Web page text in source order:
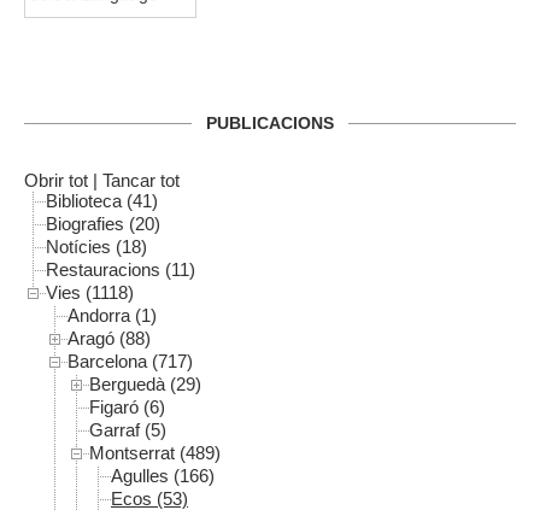
PUBLICACIONS
Obrir tot | Tancar tot
Biblioteca (41)
Biografies (20)
Notícies (18)
Restauracions (11)
Vies (1118)
Andorra (1)
Aragó (88)
Barcelona (717)
Berguedà (29)
Figaró (6)
Garraf (5)
Montserrat (489)
Agulles (166)
Ecos (53)